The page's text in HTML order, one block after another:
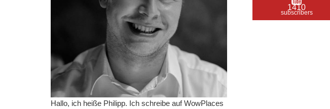
Hallo, ich heiße Philipp. Ich schreibe auf WowPlaces
1410
subscribers